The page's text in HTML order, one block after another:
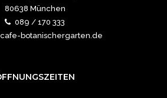
80638 München
089 / 170 333
botanischergarten.de